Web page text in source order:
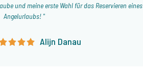
und meine erste Wahl für das Reservieren eines
Angelurlaubs!
Alijn Danau